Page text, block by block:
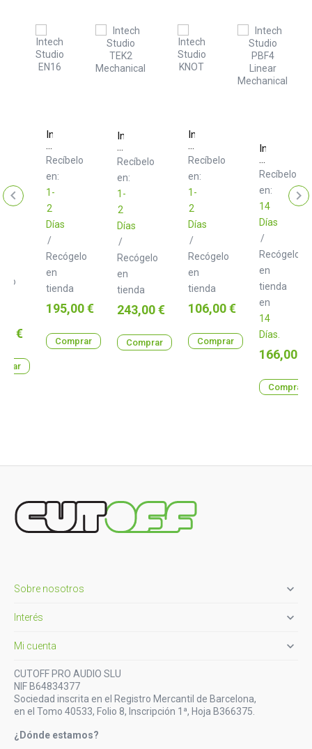
€
Intech
Studio
EN16
Recíbelo
en:
1-
2
Días
/
Recógelo
en
tienda
Precio
195,00 €
Comprar
Intech
Studio
TEK2
Mechanical
Recíbelo
en:
1-
2
Días
/
Recógelo
en
tienda
Precio
243,00 €
Comprar
Intech
Studio
KNOT
Recíbelo
en:
1-
2
Días
/
Recógelo
en
tienda
Precio
106,00 €
Comprar
Intech
Studio
PBF4
Linear
Mechanical
Recíbelo
en:
14
Días
/
Recógelo
en
tienda
en
14
Días.
Precio
166,00 €
Comprar
Sobre nosotros 
Interés 
Mi cuenta 
CUTOFF PRO AUDIO SLU
NIF B64834377
Sociedad inscrita en el Registro Mercantil de Barcelona,
en el Tomo 40533, Folio 8, Inscripción 1ª, Hoja B366375.
¿Dónde estamos?